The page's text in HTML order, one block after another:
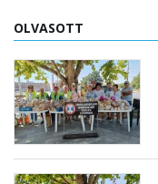
OLVASOTT